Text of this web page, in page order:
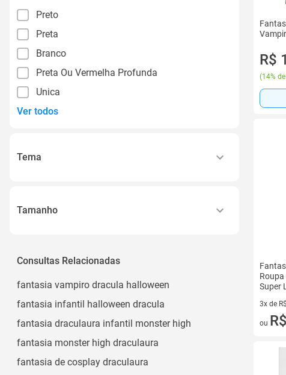
Preto
Preta
Branco
Preta Ou Vermelha Profunda
Unica
Ver todos
Tema
Vampiro, Drácula
Ver todos
Tamanho
Consultas Relacionadas
fantasia vampiro dracula halloween
fantasia infantil halloween dracula
fantasia draculaura infantil monster high
fantasia monster high draculaura
fantasia de cosplay draculaura
R$
(14%
Super
3x de
3 vez
ou